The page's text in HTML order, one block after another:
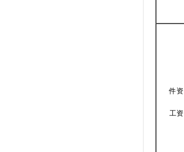
件资
工资